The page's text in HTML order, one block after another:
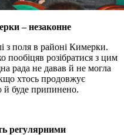
– незаконне
з поля в районі Кимерки.
розібратися з цим
рада не давав й не могла
хтось продовжує
й буде припинено.
регулярними